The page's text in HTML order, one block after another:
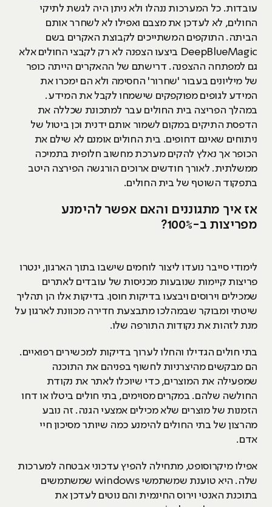
עובדות. כל המערכות ננהלו ולא ניתן היה לגשת לתיקי
החולים, לא לעדכן את מצבם ואפילו לא לשחרר אותם
הביתה. התוקפים המשתייכים לקבוצת האקרים בשם
DeepBlueMagic ביצעו הצפנה לא רק לקבצי החולים אלא
גם למפתחה ההצפנה. דרישתם של ההאקרים הייתה כופר
של מיליונים בעבור 'שחרור' החסימה ולא הם ימכרו את
המידע לגופים מפוקפקים שישמחו לקבל את המידע.
במהלך הפריצה בית החולים עבר למתכונת שכללה את
הדפסת התיקים במקום לשמור אותם ידנית וכן ביטול של
ניתוחים שאינם דחופים. בית החולים אומנם לא שילם את
הכופר אך נאלץ להקים מערכת מחשוב חלופית בתמיכה
ממשלתית. לאורך חודשים ארוכים הורגשה הפירצה היטב
בתפקוד השוטף של בית החולים.
אז איך מתגוננים והאם אפשר להימנע
מפריצות ב-100%?
לימודי סייבר נועדו ליצור לוחמים שישבו בתוך הארגון, ינטרו
פריצות קיימות שנובעות מכניסות של עובדים לאתרים
שמכילים וירוסים ויבצעו בדיקות חוסן. בדיקות אלו הן תהליך
שיטתי ומבוקר שבמהלכו מתבצעת חדירה מכוונת לארגון על
מנת לזהות את נקודות התורפה שלו.
בתי חולים הגדילו והחלו לערוך בדיקות למכשירים רפואיים.
הם מבקשים מהיצרניות לחשוף בפניהם את התוכנה
שמפעילה את המוצרים, כדי שיוכלו לאתר את נקודת
החולשה שלהם. במקרים מסוימים, בתי חולים ביטלו או דחו
הזמנות של מוצרים שלא מכילים אמצעי הגנה. זה נובע
מהרצון של בתי החולים להימנע כמה שיותר מסיכון חיי
אדם.
אפילו מיקרוסופט, מתחילה להפיץ עדכוני אבטחה למערכות
שלה. היא טוענת שמשתמשי windows שמשתמשים
בתוכנת האנטי וירוס החינמית והם נוטים לעדכן את